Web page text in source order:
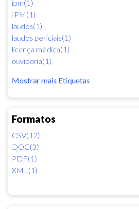
ipm(1)
IPM(1)
laudos(1)
laudos periciais(1)
licença médica(1)
ouvidoria(1)
Mostrar mais Etiquetas
Formatos
CSV(12)
DOC(3)
PDF(1)
XML(1)